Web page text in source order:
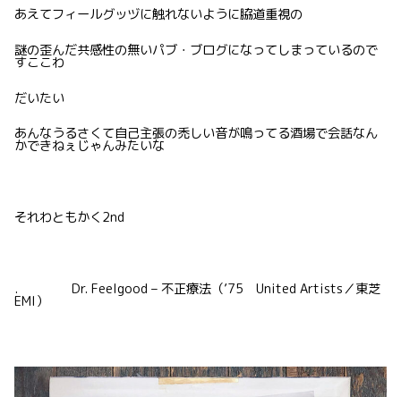
あえてフィールグッヅに触れないように脇道重視の
謎の歪んだ共感性の無いパブ・ブログになってしまっているので
すここわ
だいたい
あんなうるさくて自己主張の禿しい音が鳴ってる酒場で会話なん
かできねぇじゃんみたいな
それわともかく2nd
. Dr. Feelgood – 不正療法（’75 United Artists／東芝
EMI）